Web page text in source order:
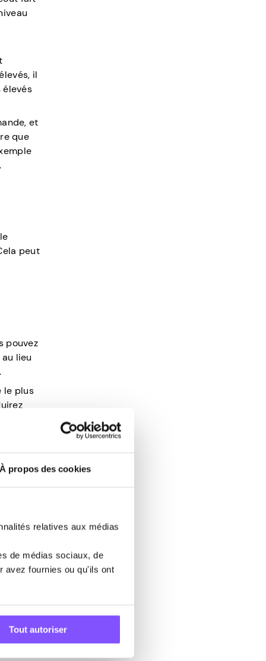
À propos des cookies
relatives aux médias
de médias sociaux, de
avez fournies ou qu'ils ont
Tout autoriser
il
et
que
peut
pouvez
lieu
le plus
moyen
de